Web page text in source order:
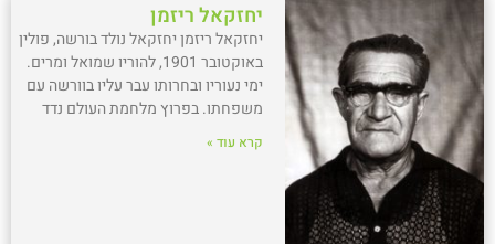
יחזקאל ריזמן
יחזקאל ריזמן יחזקאל נולד בורשה, פולין
באוקטובר 1901, להוריו שמואל ומרים.
ימי נעוריו ובחרותו עבר עליו בוורשה עם
משפחתו. בפרוץ מלחמת העולם נדד
קרא עוד »